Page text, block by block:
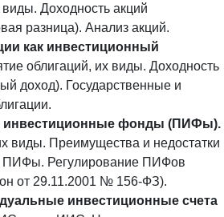
Доходность акций
разница). Анализ акций.
как инвестиционный
облигаций, их виды. Доходность
доход). Государственные и
инвестиционные фонды (ПИФы).
виды. Преимущества и недостатки
ПИФы. Регулирование ПИФов
от 29.11.2001 № 156-ФЗ).
инвестиционные счета